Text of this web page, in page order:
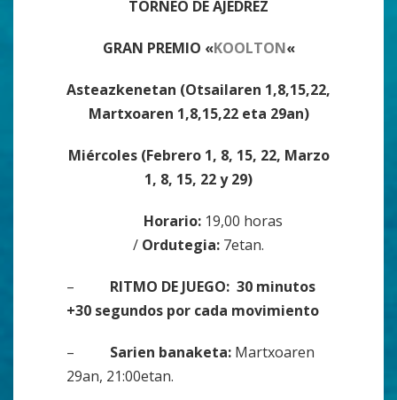
TORNEO DE AJEDREZ
GRAN PREMIO «KOOLTON«
Asteazkenetan (Otsailaren 1,8,15,22,
Martxoaren 1,8,15,22 eta 29an)
Miércoles (Febrero 1, 8, 15, 22, Marzo
1, 8, 15, 22 y 29)
Horario:19,00 horas
/ Ordutegia: 7etan.
– RITMO DE JUEGO: 30 minutos
+30 segundos por cada movimiento
– Sarien banaketa: Martxoaren
29an, 21:00etan.